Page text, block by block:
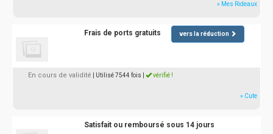
» Mes Rideaux
Frais de ports gratuits vers la réduction
En cours de validité | Utilisé 7544 fois vérifié !
» Cute
Satisfait ou remboursé sous 14 jours